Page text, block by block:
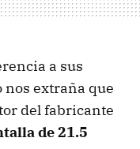
a sus
nos extraña que
del fabricante
de 21.5